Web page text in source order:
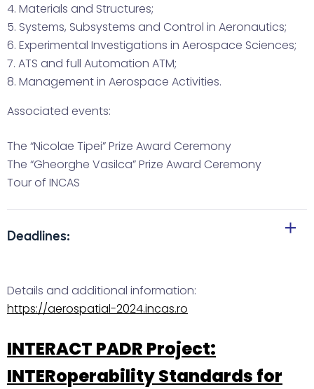
4. Materials and Structures;
5. Systems, Subsystems and Control in Aeronautics;
6. Experimental Investigations in Aerospace Sciences;
7. ATS and full Automation ATM;
8. Management in Aerospace Activities.
Associated events:
The “Nicolae Tipei” Prize Award Ceremony
The “Gheorghe Vasilca” Prize Award Ceremony
Tour of INCAS
Deadlines:
Abstracts submission: 05.08.2024
Acceptance confirmation: 09.08.2024
Submission of full papers for INCAS BULLETIN: 21.10.2024
Details and additional information:
https://aerospatial-2024.incas.ro
INTERACT PADR Project:
INTERoperability Standards for